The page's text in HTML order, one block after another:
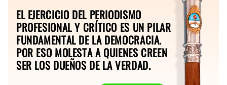
EL EJERCICIO DEL PERIODISMO
PROFESIONAL Y CRÍTICO ES UN PILAR
FUNDAMENTAL DE LA DEMOCRACIA.
POR ESO MOLESTA A QUIENES CREEN
SER LOS DUEÑOS DE LA VERDAD.